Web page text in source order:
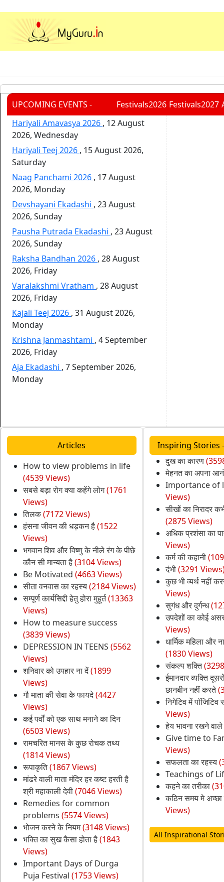
UPCOMING EVENTS - Festivals2026 Festivals2027
Hariyali Amavasya 2026 , 12 August
2026, Wednesday
Hariyali Teej 2026 , 15 August 2026,
Saturday
Naag Panchami 2026 , 17 August
2026, Monday
Devshayani Ekadashi , 23 August
2026, Sunday
Pausha Putrada Ekadashi , 23 August
2026, Sunday
Raksha Bandhan 2026 , 28 August
2026, Friday
Varalakshmi Vratham , 28 August
2026, Friday
Kajali Teej 2026 , 31 August 2026,
Monday
Krishna Janmashtami , 4 September
2026, Friday
Aja Ekadashi , 7 September 2026,
Monday
Articles
How to view problems in life
(4539 Views)
सबसे बड़ा रोग क्या कहेंगे लोग(1761
Views)
तिलक(7172 Views)
हंसना जीवन की धड़कन है(1522
Views)
भगवान शिव और विष्णु के नीले रंग के पीछे
कौन सी मान्यता है(3104 Views)
Be Motivated (4663 Views)
सीता वनवास का रहस्य(2184 Views)
सम्पूर्ण कार्यसिद्दी हेतु होरा मुहूर्त(13363
Views)
How to measure success
(3839 Views)
DEPRESSION IN TEENS (5562
Views)
शनिवार को उपहार ना दें(1899
Views)
गौ माता की सेवा के फायदे(4427
Views)
कई पर्वों को एक साथ मनाने का दिन
(6503 Views)
रामचरित मानस के कुछ रोचक तथ्य
(1814 Views)
रूपाकृति(1867 Views)
मांढरे वाली माता मंदिर हर कष्ट हरती है
श्री महाकाली देवी(7046 Views)
Remedies for common
problems (5574 Views)
भोजन करने के नियम(3148 Views)
भक्ति का सुख कैसा होता है(1843
Views)
Important Days of Durga
Puja Festival (1753 Views)
Inspiring Stories -
दुख का कारण
मेहनत का अपना
Importance of
Views)
सीखों का निरादर
(2875 Views)
अधिक प्रशंसा का
Views)
कर्म की कहानी
दंभी(3291
कुछ भी व्यर्थ नहीं
Views)
सुगंध और दुर्गन्ध
उपदेशों का कोई
Views)
धार्मिक महिला और
(1830 Views)
संकल्प शक्ति
ईमानदार व्यक्ति
छानबीन नहीं करते
निगेटिव में पॉजिटिव
Views)
हेय भावना रखने वाले
Give time to
Views)
सफलता का रहस्य
Teachings of
कहने का तरीका
कठिन समय मे अच्छा
Views)
All Inspirational